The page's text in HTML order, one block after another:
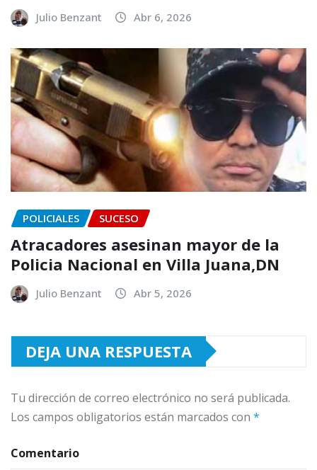
Julio Benzant Abr 6, 2026
POLICIALES SUCESO
Atracadores asesinan mayor de la
Policia Nacional en Villa Juana,DN
Julio Benzant Abr 5, 2026
DEJA UNA RESPUESTA
Tu dirección de correo electrónico no será publicada.
Los campos obligatorios están marcados con *
Comentario